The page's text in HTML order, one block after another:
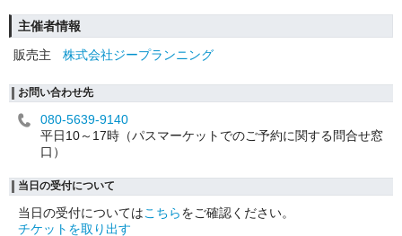
主催者情報
販売主
株式会社ジープランニング
お問い合わせ先
080-5639-9140
平日10～17時（パスマーケットでのご予約に関する問合せ窓
口）
当日の受付について
当日の受付についてはこちらをご確認ください。
チケットを取り出す